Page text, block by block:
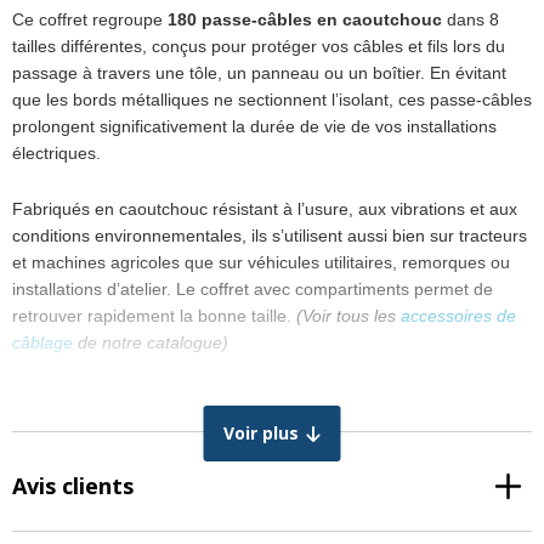
Ce coffret regroupe 180 passe-câbles en caoutchouc dans 8
tailles différentes, conçus pour protéger vos câbles et fils lors du
passage à travers une tôle, un panneau ou un boîtier. En évitant
que les bords métalliques ne sectionnent l’isolant, ces passe-câbles
prolongent significativement la durée de vie de vos installations
électriques.
Fabriqués en caoutchouc résistant à l’usure, aux vibrations et aux
conditions environnementales, ils s’utilisent aussi bien sur tracteurs
et machines agricoles que sur véhicules utilitaires, remorques ou
installations d’atelier. Le coffret avec compartiments permet de
retrouver rapidement la bonne taille. (Voir tous les accessoires de
câblage de notre catalogue)
Contenu et tailles disponibles
15,5 × 27,0 mm — 5 pièces
12,1 × 20,2 mm — 5 pièces
8,5 × 7,9 mm — 25 pièces
Voir plus
Avis clients